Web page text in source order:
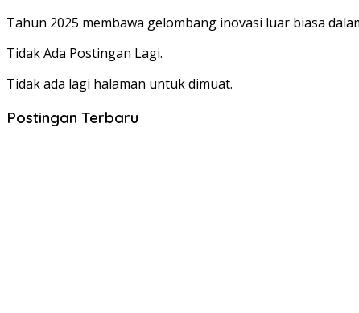
Tahun 2025 membawa gelombang inovasi luar biasa
Tidak Ada Postingan Lagi.
Tidak ada lagi halaman untuk dimuat.
Postingan Terbaru